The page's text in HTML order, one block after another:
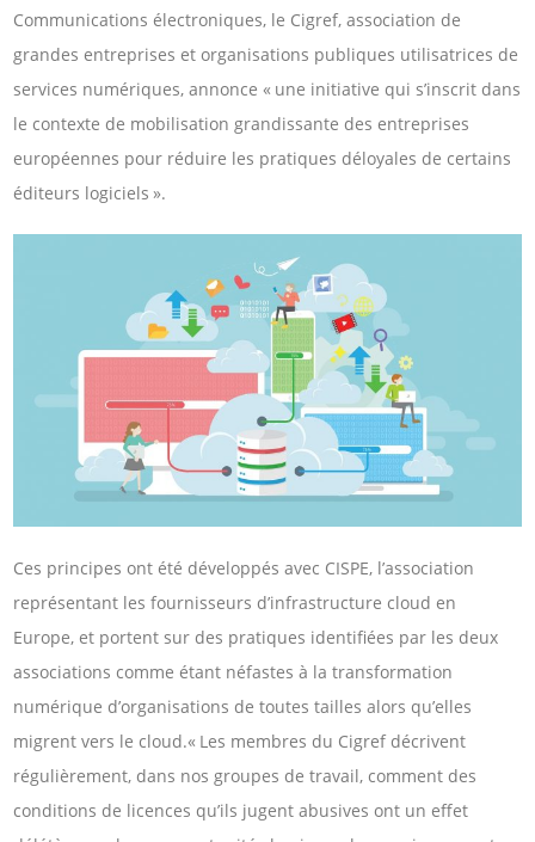
Communications électroniques, le Cigref, association de
grandes entreprises et organisations publiques utilisatrices de
services numériques, annonce « une initiative qui s’inscrit dans
le contexte de mobilisation grandissante des entreprises
européennes pour réduire les pratiques déloyales de certains
éditeurs logiciels ».
Ces principes ont été développés avec CISPE, l’association
représentant les fournisseurs d’infrastructure cloud en
Europe, et portent sur des pratiques identifiées par les deux
associations comme étant néfastes à la transformation
numérique d’organisations de toutes tailles alors qu’elles
migrent vers le cloud.« Les membres du Cigref décrivent
régulièrement, dans nos groupes de travail, comment des
conditions de licences qu’ils jugent abusives ont un effet